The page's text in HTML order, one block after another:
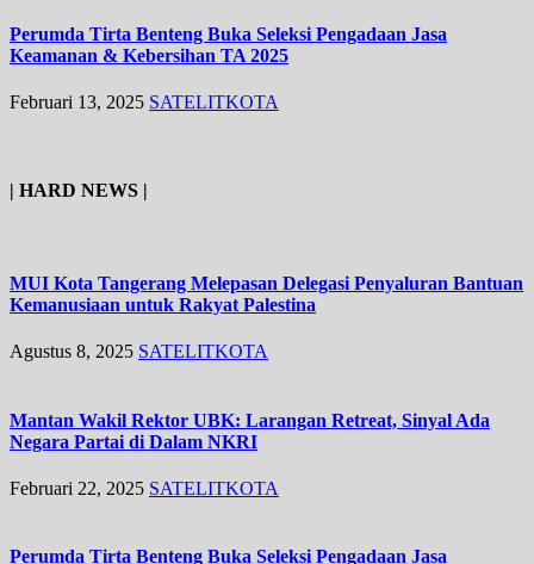
Perumda Tirta Benteng Buka Seleksi Pengadaan Jasa
Keamanan & Kebersihan TA 2025
Februari 13, 2025 SATELITKOTA
| HARD NEWS |
MUI Kota Tangerang Melepasan Delegasi Penyaluran Bantuan
Kemanusiaan untuk Rakyat Palestina
Agustus 8, 2025 SATELITKOTA
Mantan Wakil Rektor UBK: Larangan Retreat, Sinyal Ada
Negara Partai di Dalam NKRI
Februari 22, 2025 SATELITKOTA
Perumda Tirta Benteng Buka Seleksi Pengadaan Jasa